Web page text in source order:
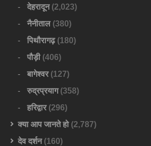
देहरादून(2,023)
नैनीताल(380)
पिथौरागढ़(180)
पौड़ी(406)
बागेश्वर(127)
रुद्रप्रयाग(358)
हरिद्वार(296)
क्या आप जानते हो(2,787)
देव दर्शन(160)